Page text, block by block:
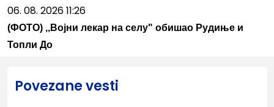
06. 08. 2026 11:26
(ФОТО) ,,Војни лекар на селу" обишао Рудиње и
Топли До
Povezane vesti